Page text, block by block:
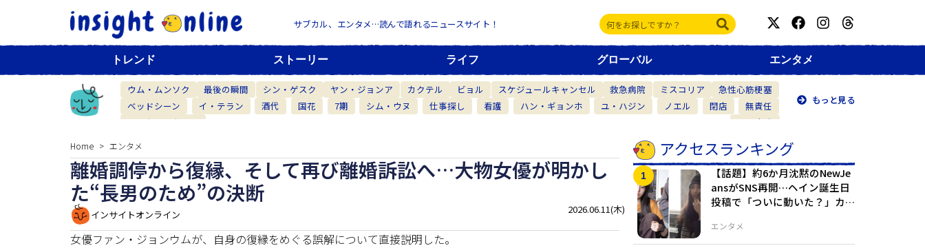
サブカル、エンタメ…読んで語れるニュースサイト！
トレンド ストーリー ライフ グローバル エンタメ
ウム・ムンソク 最後の瞬間 シン・ゲスク ヤン・ジョンア カクテル ビョル スケジュールキャンセル 救急病院 ミスコリア
急性心筋梗塞
ベッドシーン
イ・テラン 酒代 国花 7期 シム・ウヌ 仕事探し 看護 ハン・ギョンホ ユ・ハジン ノエル 閉店
無責任
ベーカリーカフェ
仲間意識
もっと見る
Home エンタメ
離婚調停から復縁、そして再び離婚訴訟へ…大物女優が明かし
た“長男のため”の決断
インサイトオンライン 2026.06.11(木)
女優ファン・ジョンウムが、自身の復縁をめぐる誤解について直接説明した。
アクセスランキング
エンタメ
【話題】約6か月沈黙のNewJe
ansがSNS再開…ヘイン誕生日
投稿で「ついに動いた？」カ